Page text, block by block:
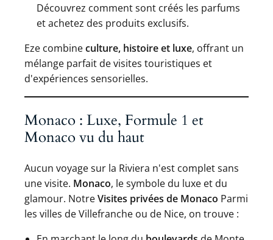
Découvrez comment sont créés les parfums
et achetez des produits exclusifs.
Eze combineculture, histoire et luxe, offrant un
mélange parfait de visites touristiques et
d'expériences sensorielles.
Monaco : Luxe, Formule 1 et
Monaco vu du haut
Aucun voyage sur la Riviera n'est complet sans
une visite. Monaco, le symbole du luxe et du
glamour. NotreVisites privées de Monaco Parmi
les villes de Villefranche ou de Nice, on trouve :